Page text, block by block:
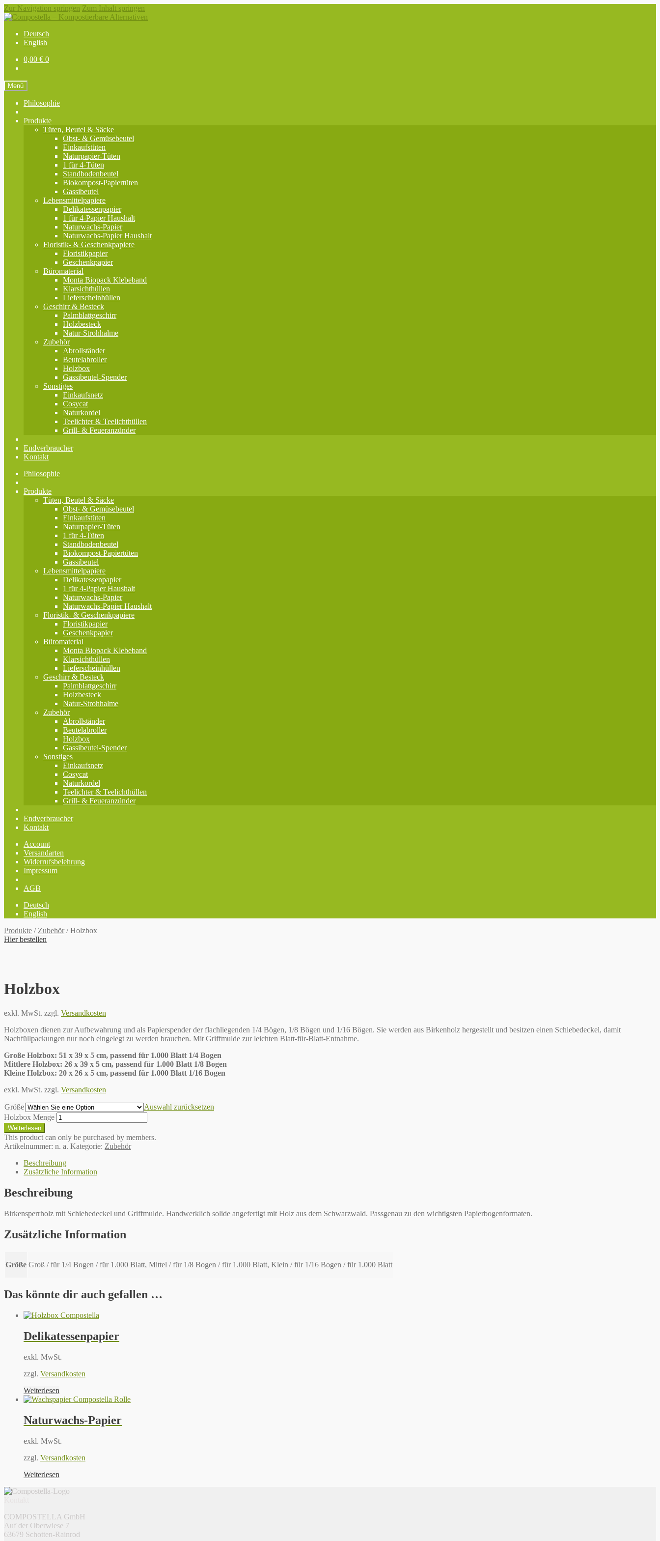
Zur Navigation springen Zum Inhalt springen
Deutsch
English
0,00 € 0
Menü
Philosophie
Produkte
Tüten, Beutel & Säcke
Obst- & Gemüsebeutel
Einkaufstüten
Naturpapier-Tüten
1 für 4-Tüten
Standbodenbeutel
Biokompost-Papiertüten
Gassibeutel
Lebensmittelpapiere
Delikatessenpapier
1 für 4-Papier Haushalt
Naturwachs-Papier
Naturwachs-Papier Haushalt
Floristik- & Geschenkpapiere
Floristikpapier
Geschenkpapier
Büromaterial
Monta Biopack Klebeband
Klarsichthüllen
Lieferscheinhüllen
Geschirr & Besteck
Palmblattgeschirr
Holzbesteck
Natur-Strohhalme
Zubehör
Abrollständer
Beutelabroller
Holzbox
Gassibeutel-Spender
Sonstiges
Einkaufsnetz
Cosycat
Naturkordel
Teelichter & Teelichthüllen
Grill- & Feueranzünder
Endverbraucher
Kontakt
Philosophie
Produkte
Tüten, Beutel & Säcke
Obst- & Gemüsebeutel
Einkaufstüten
Naturpapier-Tüten
1 für 4-Tüten
Standbodenbeutel
Biokompost-Papiertüten
Gassibeutel
Lebensmittelpapiere
Delikatessenpapier
1 für 4-Papier Haushalt
Naturwachs-Papier
Naturwachs-Papier Haushalt
Floristik- & Geschenkpapiere
Floristikpapier
Geschenkpapier
Büromaterial
Monta Biopack Klebeband
Klarsichthüllen
Lieferscheinhüllen
Geschirr & Besteck
Palmblattgeschirr
Holzbesteck
Natur-Strohhalme
Zubehör
Abrollständer
Beutelabroller
Holzbox
Gassibeutel-Spender
Sonstiges
Einkaufsnetz
Cosycat
Naturkordel
Teelichter & Teelichthüllen
Grill- & Feueranzünder
Endverbraucher
Kontakt
Account
Versandarten
Widerrufsbelehrung
Impressum
AGB
Deutsch
English
Produkte / Zubehör/Holzbox
Hier bestellen
Holzbox
exkl. MwSt. zzgl. Versandkosten
Holzboxen dienen zur Aufbewahrung und als Papierspender der flachliegenden 1/4 Bögen, 1/8 Bögen und 1/16 Bögen. Sie werden aus Birkenholz hergestellt und besitzen einen Schiebedeckel, damit
Nachfüllpackungen nur noch eingelegt zu werden brauchen. Mit Griffmulde zur leichten Blatt-für-Blatt-Entnahme.
Große Holzbox: 51 x 39 x 5 cm, passend für 1.000 Blatt 1/4 Bogen
Mittlere Holzbox: 26 x 39 x 5 cm, passend für 1.000 Blatt 1/8 Bogen
Kleine Holzbox: 20 x 26 x 5 cm, passend für 1.000 Blatt 1/16 Bogen
exkl. MwSt. zzgl. Versandkosten
Größe
Auswahl zurücksetzen
Holzbox Menge
Weiterlesen
This product can only be purchased by members.
Artikelnummer: n. a. Kategorie: Zubehör
Beschreibung
Zusätzliche Information
Beschreibung
Birkensperrholz mit Schiebedeckel und Griffmulde. Handwerklich solide angefertigt mit Holz aus dem Schwarzwald. Passgenau zu den wichtigsten Papierbogenformaten.
Zusätzliche Information
Größe Groß / für 1/4 Bogen / für 1.000 Blatt, Mittel / für 1/8 Bogen / für 1.000 Blatt, Klein / für 1/16 Bogen / für 1.000 Blatt
Das könnte dir auch gefallen …
Delikatessenpapier
exkl. MwSt.
zzgl. Versandkosten
Weiterlesen
Naturwachs-Papier
exkl. MwSt.
zzgl. Versandkosten
Weiterlesen
COMPOSTELLA GmbH
Auf der Oberwiese 7
63679 Schotten-Rainrod